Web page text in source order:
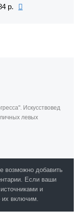
p.
Искусствовед
левых
возможно добавить
Если ваши
и
включим.